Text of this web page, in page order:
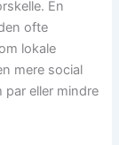
En
ofte
lokale
mere social
par eller mindre